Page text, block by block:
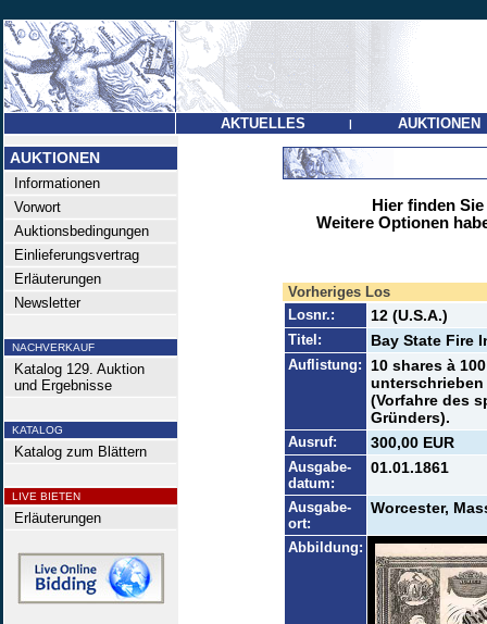
AKTUELLES | AUKTIONEN
AUKTIONEN
Informationen
Vorwort
Auktionsbedingungen
Einlieferungsvertrag
Erläuterungen
Newsletter
NACHVERKAUF
Katalog 129. Auktion
und Ergebnisse
KATALOG
Katalog zum Blättern
LIVE BIETEN
Erläuterungen
Hier finden
Weitere Optionen
Vorheriges Los
Losnr.:
12 (U.S.A.)
Titel: Bay State Fire
Auflistung:
10 shares à
unterschrieben
(Vorfahre des
Gründers).
Ausruf: 300,00 EUR
Ausgabe-
datum:
01.01.1861
Ausgabe-
ort:
Worcester,
Abbildung: